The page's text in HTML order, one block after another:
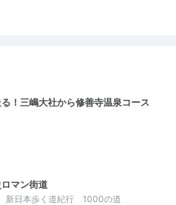
！三嶋大社から修善寺温泉コース
マン街道
新日本歩く道紀行 1000の道